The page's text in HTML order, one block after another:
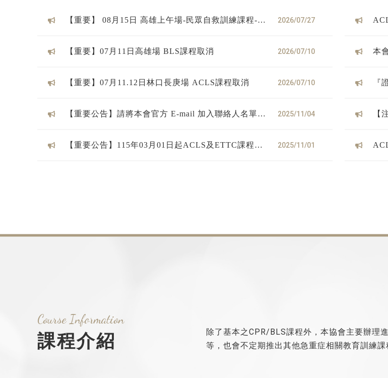
【重要】 08月15日 高雄上午場-民眾自救訓練課程-
2026/07/27
【重要】07月11日高雄場 BLS課程取消 2026/07/10
【重要】07月11.12日林口長庚場 ACLS課程取消 2026/07/10
【重要公告】請將本會官方 E-mail 加入聯絡人名單，
2025/11/04
【重要公告】115年03月01日起ACLS及ETTC課程將
2025/11/01
『
【
Course Information
課程介紹
除了基本之CPR/BLS課程外，本協會主要辦理
等，也會不定期推出其他急重症相關教育訓練課